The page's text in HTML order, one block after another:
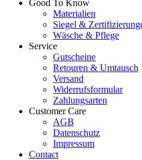
Good To Know
Materialien
Siegel &
Wäsche & Pflege
Service
Gutscheine
Retouren & Umtausch
Versand
Widerrufsformular
Zahlungsarten
Customer Care
AGB
Datenschutz
Impressum
Contact